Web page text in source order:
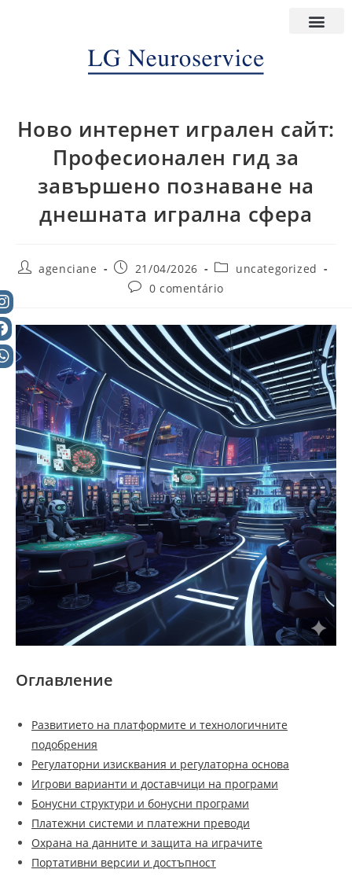
Ново интернет игрален сайт:
Професионален гид за
завършено познаване на
днешната игрална сфера
agenciane 21/04/2026
uncategorized
0 comentário
Оглавление
Развитието на платформите и технологичните
подобрения
Регулаторни изисквания и регулаторна основа
Игрови варианти и доставчици на програми
Бонусни структури и бонусни програми
Платежни системи и платежни преводи
Охрана на данните и защита на играчите
Портативни версии и достъпност